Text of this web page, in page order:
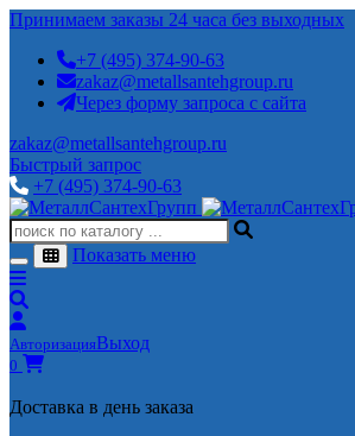
Принимаем заказы 24 часа без выходных
+7 (495) 374-90-63
zakaz@metallsantehgroup.ru
Через форму запроса с сайта
zakaz@metallsantehgroup.ru
Быстрый запрос
+7 (495) 374-90-63
Показать меню
АвторизацияВыход
0
Доставка в день заказа